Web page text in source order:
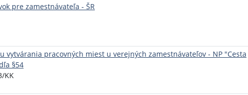
pre zamestnávateľa - ŠR
vytvárania pracovných miest u verejných zamestnávateľov - NP "Cesta
§54
KK